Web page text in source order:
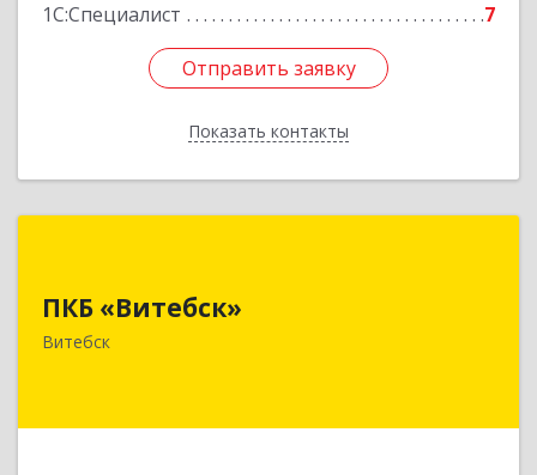
1С:Специалист
7
Отправить заявку
Показать контакты
Отправить заявку
Назад
ПКБ «Витебск»
Витебск
Республика Беларусь, 210026, г. Витебск, ул.